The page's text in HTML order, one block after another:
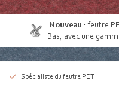
Nouveau :feutre
Bas , avec une
Spécialiste du feutre PET